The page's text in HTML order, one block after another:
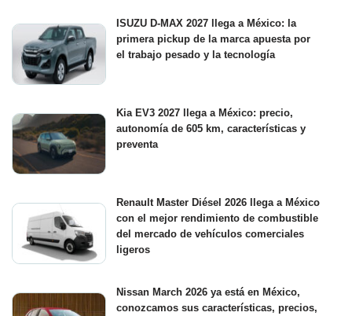
ISUZU D-MAX 2027 llega a México: la
primera pickup de la marca apuesta por
el trabajo pesado y la tecnología
Kia EV3 2027 llega a México: precio,
autonomía de 605 km, características y
preventa
Renault Master Diésel 2026 llega a México
con el mejor rendimiento de combustible
del mercado de vehículos comerciales
ligeros
Nissan March 2026 ya está en México,
conozcamos sus características, precios,